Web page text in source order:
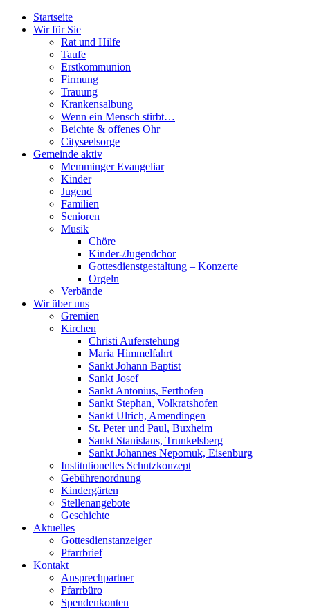
Startseite
Wir für Sie
Rat und Hilfe
Taufe
Erstkommunion
Firmung
Trauung
Krankensalbung
Wenn ein Mensch stirbt…
Beichte & offenes Ohr
Cityseelsorge
Gemeinde aktiv
Memminger Evangeliar
Kinder
Jugend
Familien
Senioren
Musik
Chöre
Kinder-/Jugendchor
Gottesdienstgestaltung – Konzerte
Orgeln
Verbände
Wir über uns
Gremien
Kirchen
Christi Auferstehung
Maria Himmelfahrt
Sankt Johann Baptist
Sankt Josef
Sankt Antonius, Ferthofen
Sankt Stephan, Volkratshofen
Sankt Ulrich, Amendingen
St. Peter und Paul, Buxheim
Sankt Stanislaus, Trunkelsberg
Sankt Johannes Nepomuk, Eisenburg
Institutionelles Schutzkonzept
Gebührenordnung
Kindergärten
Stellenangebote
Geschichte
Aktuelles
Gottesdienstanzeiger
Pfarrbrief
Kontakt
Ansprechpartner
Pfarrbüro
Spendenkonten